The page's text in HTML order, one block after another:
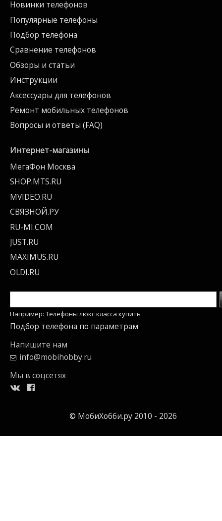
Новинки телефонов
Популярные телефоны
Подбор телефона
Сравнение телефонов
Обзоры и статьи
Инструкции
Аксессуары для телефонов
Ремонт мобильных телефонов
Вопросы и ответы (FAQ)
Интернет-магазины
МегаФон Москва
SHOP.MTS.RU
MVIDEO.RU
СВЯЗНОЙ.РУ
RU-MI.COM
JUST.RU
MAXIMUS.RU
OLDI.RU
Например: Телефоны люкс класса купить
Подбор телефона по параметрам
Напишите нам
info@mobihobby.ru
Мы в соцсетях
© МобиХобби.ру 2010 - 2026